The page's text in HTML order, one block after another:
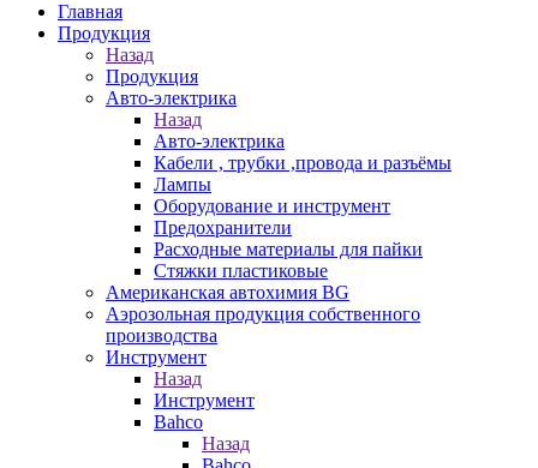
Главная
Продукция
Назад
Продукция
Авто-электрика
Назад
Авто-электрика
Кабели , трубки ,провода и разъёмы
Лампы
Оборудование и инструмент
Предохранители
Расходные материалы для пайки
Стяжки пластиковые
Американская автохимия BG
Аэрозольная продукция собственного
производства
Инструмент
Назад
Инструмент
Bahco
Назад